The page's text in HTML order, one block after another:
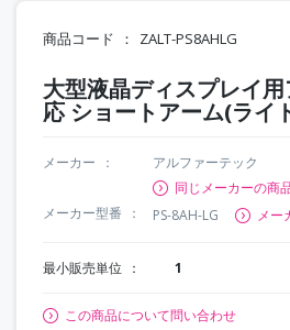
商品コード ZALT-PS8AHLG
大型液晶ディスプレイ
応 ショートアーム(ライ
メーカー
アルファーテック
同じメーカーの商
メーカー型番
PS-8AH-LG メー
最小販売単位 1
この商品について問い合わせ